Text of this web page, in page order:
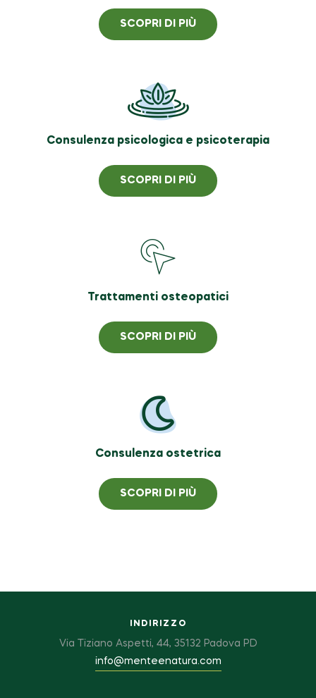
SCOPRI DI PIÙ
Consulenza psicologica e psicoterapia
SCOPRI DI PIÙ
Trattamenti osteopatici
SCOPRI DI PIÙ
Consulenza ostetrica
SCOPRI DI PIÙ
INDIRIZZO
Via Tiziano Aspetti, 44, 35132 Padova PD
info@menteenatura.com